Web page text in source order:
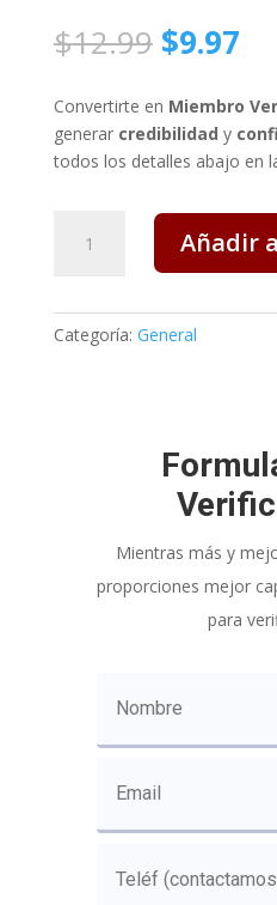
$12.99 El
precio
original
era:
$12.99.
$9.97El
es:
Convertirte en Miembro
generar credibilidad y
todos los detalles abajo en
Verificado
cantidad
Añadir
Categoría: General
Mientras más y
proporciones mejor
para